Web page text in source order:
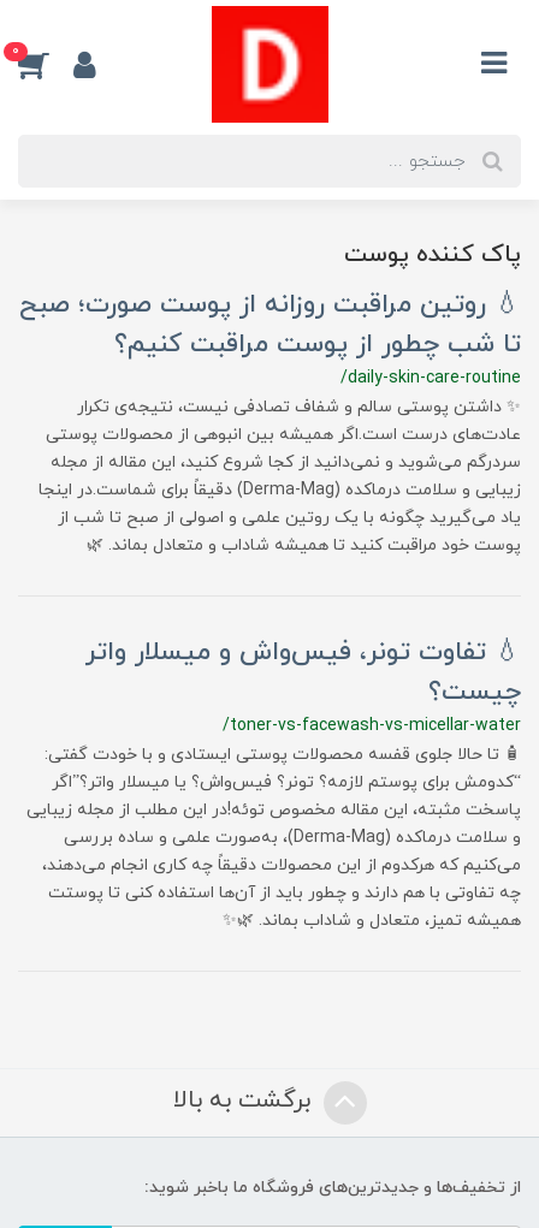
0
پاک کننده پوست
💧 روتین مراقبت روزانه از پوست صورت؛ صبح
تا شب چطور از پوست مراقبت کنیم؟
/daily-skin-care-routine
✨ داشتن پوستی سالم و شفاف تصادفی نیست، نتیجه‌ی تکرار
عادت‌های درست است.اگر همیشه بین انبوهی از محصولات پوستی
سردرگم می‌شوید و نمی‌دانید از کجا شروع کنید، این مقاله از مجله
زیبایی و سلامت درماکده (Derma-Mag) دقیقاً برای شماست.در اینجا
یاد می‌گیرید چگونه با یک روتین علمی و اصولی از صبح تا شب از
پوست خود مراقبت کنید تا همیشه شاداب و متعادل بماند. 🌿
💧 تفاوت تونر، فیس‌واش و میسلار واتر
چیست؟
/toner-vs-facewash-vs-micellar-water
🧴 تا حالا جلوی قفسه محصولات پوستی ایستادی و با خودت گفتی:
“کدومش برای پوستم لازمه؟ تونر؟ فیس‌واش؟ یا میسلار واتر؟”اگر
پاسخت مثبته، این مقاله مخصوص توئه!در این مطلب از مجله زیبایی
و سلامت درماکده (Derma-Mag)، به‌صورت علمی و ساده بررسی
می‌کنیم که هرکدوم از این محصولات دقیقاً چه کاری انجام می‌دهند،
چه تفاوتی با هم دارند و چطور باید از آن‌ها استفاده کنی تا پوستت
همیشه تمیز، متعادل و شاداب بماند. 🌿✨
برگشت به بالا
از تخفیف‌ها و جدیدترین‌های فروشگاه ما باخبر شوید: